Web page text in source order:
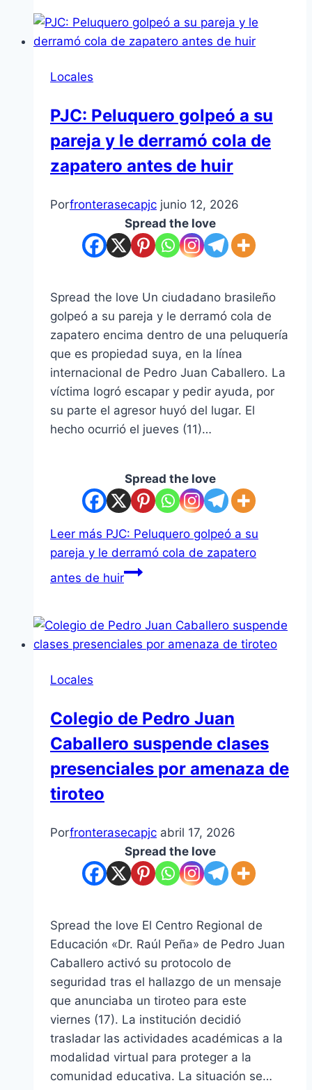
Locales
PJC: Peluquero golpeó a su
pareja y le derramó cola de
zapatero antes de huir
Porfronterasecapjc junio 12, 2026
Spread the love
Spread the love Un ciudadano brasileño
golpeó a su pareja y le derramó cola de
zapatero encima dentro de una peluquería
que es propiedad suya, en la línea
internacional de Pedro Juan Caballero. La
víctima logró escapar y pedir ayuda, por
su parte el agresor huyó del lugar. El
hecho ocurrió el jueves (11)…
Spread the love
Leer más PJC: Peluquero golpeó a su
pareja y le derramó cola de zapatero
antes de huir
Locales
Colegio de Pedro Juan
Caballero suspende clases
presenciales por amenaza de
tiroteo
Porfronterasecapjc abril 17, 2026
Spread the love
Spread the love El Centro Regional de
Educación «Dr. Raúl Peña» de Pedro Juan
Caballero activó su protocolo de
seguridad tras el hallazgo de un mensaje
que anunciaba un tiroteo para este
viernes (17). La institución decidió
trasladar las actividades académicas a la
modalidad virtual para proteger a la
comunidad educativa. La situación se…